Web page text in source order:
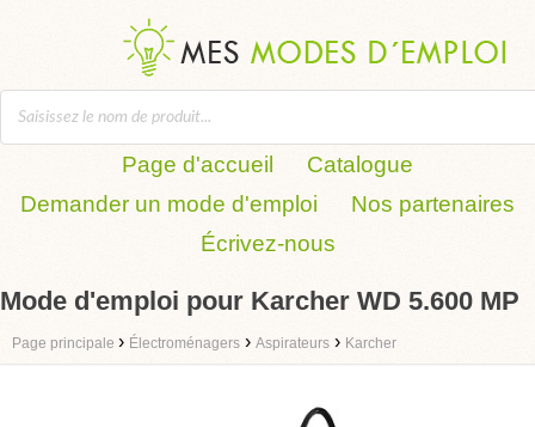
Page d'accueil
Catalogue
Demander un mode d'emploi
Nos partenaires
Écrivez-nous
Mode d'emploi pour Karcher WD 5.600 MP
Page principale › Électroménagers › Aspirateurs › Karcher